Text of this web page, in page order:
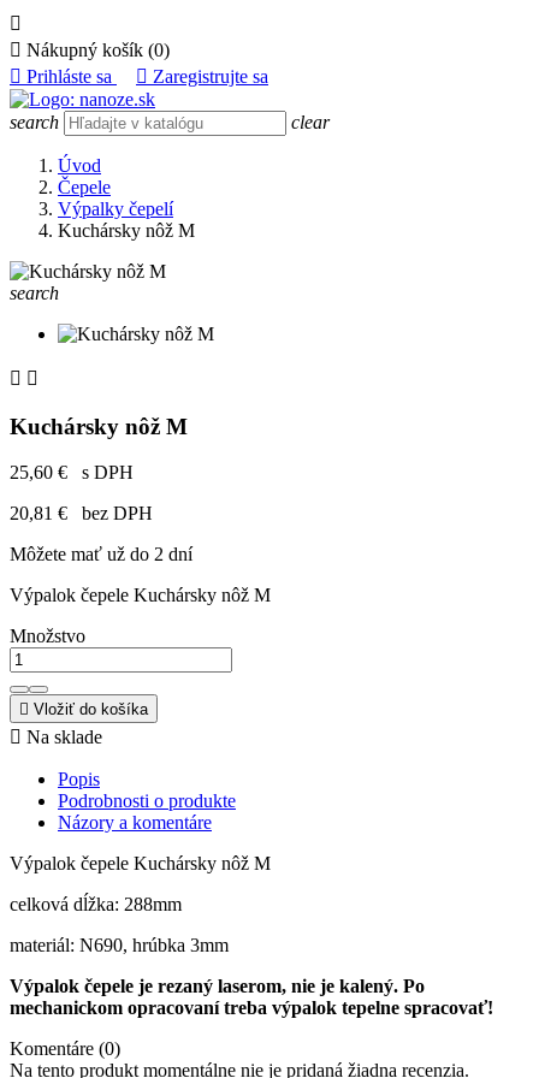

 Nákupný košík (0)
 Prihláste sa  Zaregistrujte sa
search clear
Úvod
Čepele
Výpalky čepelí
Kuchársky nôž M
search
 
Kuchársky nôž M
25,60 €
s DPH
20,81 €
bez DPH
Môžete mať už do 2 dní
Výpalok čepele Kuchársky nôž M
Množstvo
 Vložiť do košíka
 Na sklade
Popis
Podrobnosti o produkte
Názory a komentáre
Výpalok čepele Kuchársky nôž M
celková dĺžka: 288mm
materiál: N690, hrúbka 3mm
Výpalok čepele je rezaný laserom, nie je kalený. Po
mechanickom opracovaní treba výpalok tepelne spracovať!
Komentáre (0)
Na tento produkt momentálne nie je pridaná žiadna recenzia.